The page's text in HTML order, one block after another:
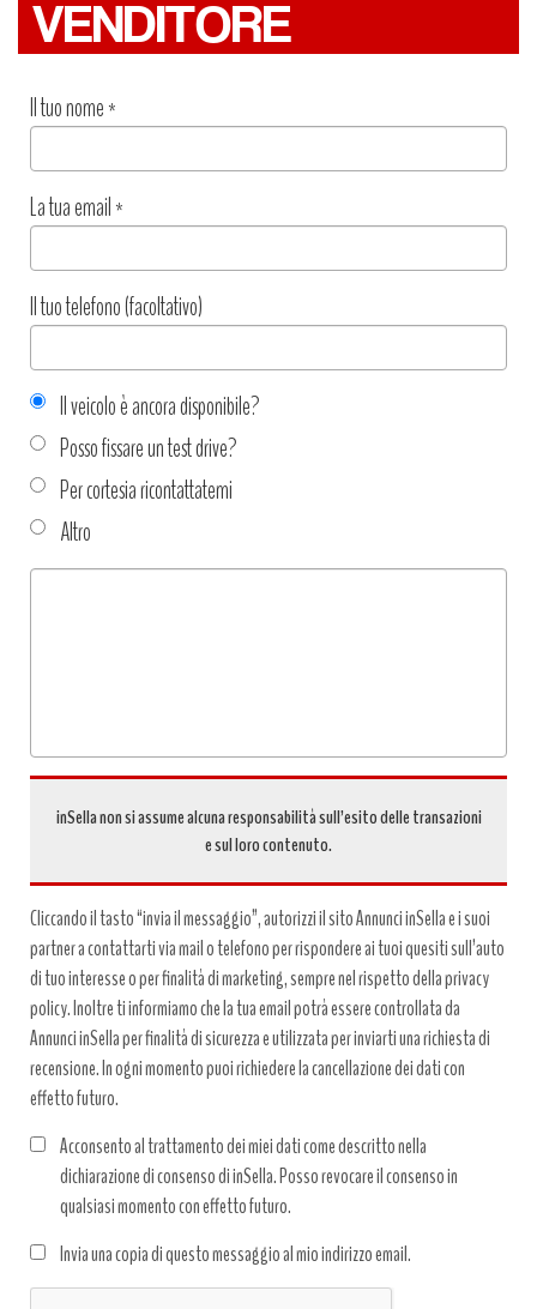
VENDITORE
Il tuo nome*
La tua email*
Il tuo telefono (facoltativo)
Il veicolo è ancora disponibile?
Posso fissare un test drive?
Per cortesia ricontattatemi
Altro
Tipo
inSella non si assume alcuna responsabilità sull’esito delle transazioni
e sul loro contenuto.
Cliccando il tasto “invia il messaggio”, autorizzi il sito Annunci inSella e i suoi
partner a contattarti via mail o telefono per rispondere ai tuoi quesiti sull’auto
di tuo interesse o per finalità di marketing, sempre nel rispetto della privacy
policy. Inoltre ti informiamo che la tua email potrà essere controllata da
Annunci inSella per finalità di sicurezza e utilizzata per inviarti una richiesta di
recensione. In ogni momento puoi richiedere la cancellazione dei dati con
effetto futuro.
Acconsento al trattamento dei miei dati come descritto nella
dichiarazione di consenso di inSella. Posso revocare il consenso in
qualsiasi momento con effetto futuro.
dati
*
Invia una copia di questo messaggio al mio indirizzo email.